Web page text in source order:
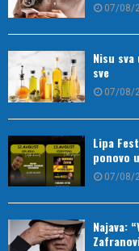
07/08/
Nisu
sve
07/08/
Lipa
ponovo
07/08/
Najava: